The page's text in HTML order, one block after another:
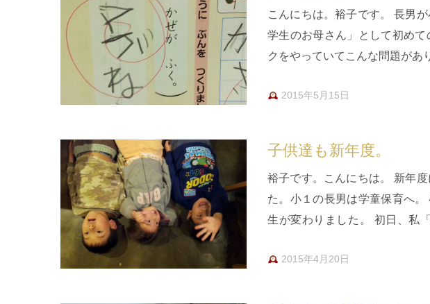
こんにちは。裕子です。 長男
学生のお母さん」として初め
クをやっていてこんな問題が
2015年5月15日
子供達も新年度。
裕子です。こんにちは。 新年
た。小１の長男は学童保育へ
生が変わりました。 初日、私
2015年4月20日